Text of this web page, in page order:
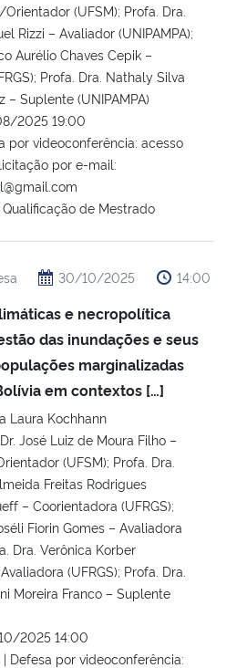
(UFSM); Profa. Dra.
Rizzi – Avaliador (UNIPAMPA);
Aurélio Chaves Cepik –
Profa. Dra. Nathaly Silva
– Suplente (UNIPAMPA)
2025 19:00
por videoconferência: acesso
por e-mail:
Qualificação de Mestrado
30/10/2025 14:00
e necropolítica
das inundações e seus
marginalizadas
em contextos […]
Laura Kochhann
José Luiz de Moura Filho –
(UFSM); Profa. Dra.
Freitas Rodrigues
– Coorientadora (UFRGS);
Fiorin Gomes – Avaliadora
Dra. Verônica Korber
(UFRGS); Profa. Dra.
Moreira Franco – Suplente
2025 14:00
| Defesa por videoconferência: